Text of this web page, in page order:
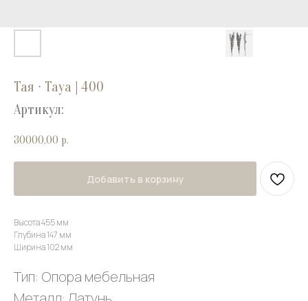
Тая ∙ Taya | 400
Артикул:
30000,00 р.
Добавить в корзину
Высота 455 мм
Глубина 147 мм
Ширина 102 мм
Тип: Опора мебельная